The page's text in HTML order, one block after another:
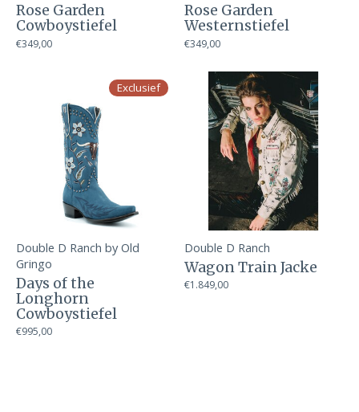
Rose Garden
Cowboystiefel
€349,00
Rose Garden
Westernstiefel
€349,00
Exclusief
Double D Ranch by Old
Gringo
Days of the
Longhorn
Cowboystiefel
€995,00
Double D Ranch
Wagon Train Jacke
€1.849,00